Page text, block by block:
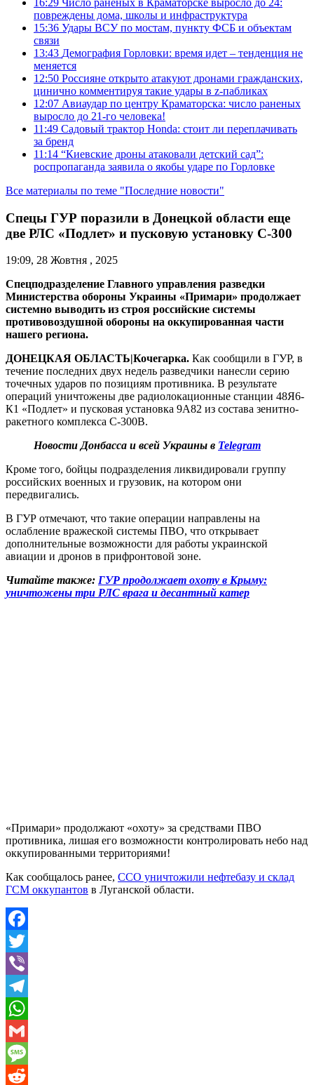
повреждены дома, школы и инфраструктура
15:36 Удары ВСУ по мостам, пункту ФСБ и объектам
связи
13:43 Демография Горловки: время идет – тенденция не
меняется
12:50 Россияне открыто атакуют дронами гражданских,
цинично комментируя такие удары в z-пабликах
12:07 Авиаудар по центру Краматорска: число раненых
выросло до 21-го человека!
11:49 Садовый трактор Honda: стоит ли переплачивать
за бренд
11:14 “Киевские дроны атаковали детский сад”:
роспропаганда заявила о якобы ударе по Горловке
Все материалы по теме "Последние новости"
Спецы ГУР поразили в Донецкой области еще
две РЛС «Подлет» и пусковую установку С-300
19:09, 28 Жовтня , 2025
Спецподразделение Главного управления разведки
Министерства обороны Украины «Примари» продолжает
системно выводить из строя российские системы
противовоздушной обороны на оккупированная части
нашего региона.
ДОНЕЦКАЯ ОБЛАСТЬ|Кочегарка. Как сообщили в ГУР, в
течение последних двух недель разведчики нанесли серию
точечных ударов по позициям противника. В результате
операций уничтожены две радиолокационные станции 48Я6-
К1 «Подлет» и пусковая установка 9А82 из состава зенитно-
ракетного комплекса С-300В.
Новости Донбасса и всей Украины в Telegram
Кроме того, бойцы подразделения ликвидировали группу
российских военных и грузовик, на котором они
передвигались.
В ГУР отмечают, что такие операции направлены на
ослабление вражеской системы ПВО, что открывает
дополнительные возможности для работы украинской
авиации и дронов в прифронтовой зоне.
Читайте также: ГУР продолжает охоту в Крыму:
уничтожены три РЛС врага и десантный катер
«Примари» продолжают «охоту» за средствами ПВО
противника, лишая его возможности контролировать небо над
оккупированными территориями!
Как сообщалось ранее, ССО уничтожили нефтебазу и склад
ГСМ оккупантов в Луганской области.
Facebook
Twitter
Viber
Telegram
WhatsApp
Gmail
Message